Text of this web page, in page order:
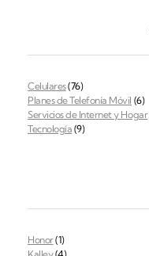
Celulares(76)
Planes de Telefonía Móvil (6)
Servicios de Internet y Hogar
Tecnología (9)
Honor(1)